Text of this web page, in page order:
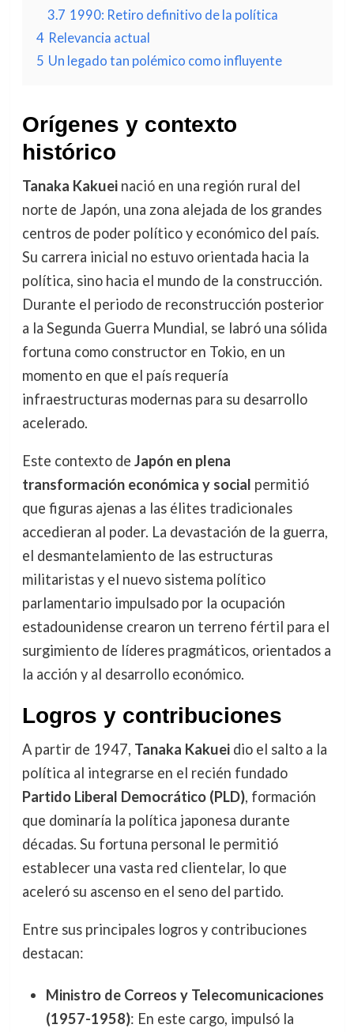
3.7 1990: Retiro definitivo de la política
4 Relevancia actual
5 Un legado tan polémico como influyente
Orígenes y contexto
histórico
Tanaka Kakueinació en una región rural del
norte de Japón, una zona alejada de los grandes
centros de poder político y económico del país.
Su carrera inicial no estuvo orientada hacia la
política, sino hacia el mundo de la construcción.
Durante el periodo de reconstrucción posterior
a la Segunda Guerra Mundial, se labró una sólida
fortuna como constructor en Tokio, en un
momento en que el país requería
infraestructuras modernas para su desarrollo
acelerado.
Este contexto de Japón en plena
transformación económica y social permitió
que figuras ajenas a las élites tradicionales
accedieran al poder. La devastación de la guerra,
el desmantelamiento de las estructuras
militaristas y el nuevo sistema político
parlamentario impulsado por la ocupación
estadounidense crearon un terreno fértil para el
surgimiento de líderes pragmáticos, orientados a
la acción y al desarrollo económico.
Logros y contribuciones
A partir de 1947, Tanaka Kakueidio el salto a la
política al integrarse en el recién fundado
Partido Liberal Democrático (PLD), formación
que dominaría la política japonesa durante
décadas. Su fortuna personal le permitió
establecer una vasta red clientelar, lo que
aceleró su ascenso en el seno del partido.
Entre sus principales logros y contribuciones
destacan:
Ministro de Correos y Telecomunicaciones
(1957-1958): En este cargo, impulsó la